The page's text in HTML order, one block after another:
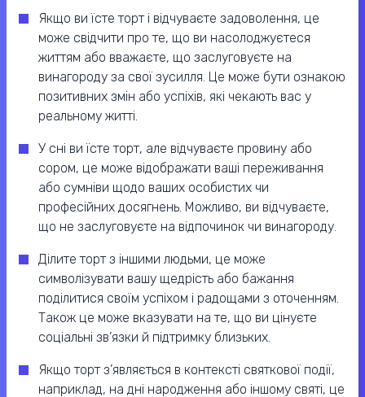
Якщо ви їсте торт і відчуваєте задоволення, це
може свідчити про те, що ви насолоджуєтеся
життям або вважаєте, що заслуговуєте на
винагороду за свої зусилля. Це може бути ознакою
позитивних змін або успіхів, які чекають вас у
реальному житті.
У сні ви їсте торт, але відчуваєте провину або
сором, це може відображати ваші переживання
або сумніви щодо ваших особистих чи
професійних досягнень. Можливо, ви відчуваєте,
що не заслуговуєте на відпочинок чи винагороду.
Ділите торт з іншими людьми, це може
символізувати вашу щедрість або бажання
поділитися своїм успіхом і радощами з оточенням.
Також це може вказувати на те, що ви цінуєте
соціальні зв’язки й підтримку близьких.
Якщо торт з’являється в контексті святкової події,
наприклад, на дні народження або іншому святі, це